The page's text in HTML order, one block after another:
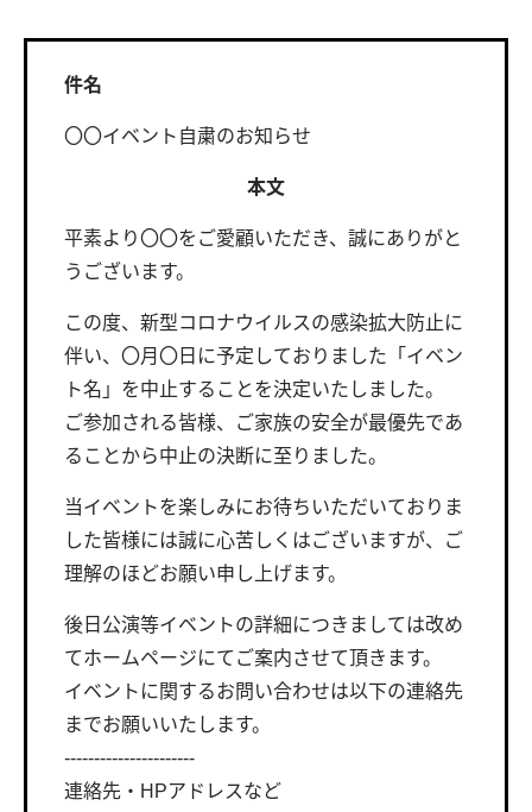
件名
〇〇イベント自粛のお知らせ
本文
平素より〇〇をご愛顧いただき、誠にありがと
うございます。
この度、新型コロナウイルスの感染拡大防止に
伴い、〇月〇日に予定しておりました「イベン
ト名」を中止することを決定いたしました。
ご参加される皆様、ご家族の安全が最優先であ
ることから中止の決断に至りました。
当イベントを楽しみにお待ちいただいておりま
した皆様には誠に心苦しくはございますが、ご
理解のほどお願い申し上げます。
後日公演等イベントの詳細につきましては改め
てホームページにてご案内させて頂きます。
イベントに関するお問い合わせは以下の連絡先
までお願いいたします。
----------------------
連絡先・HPアドレスなど